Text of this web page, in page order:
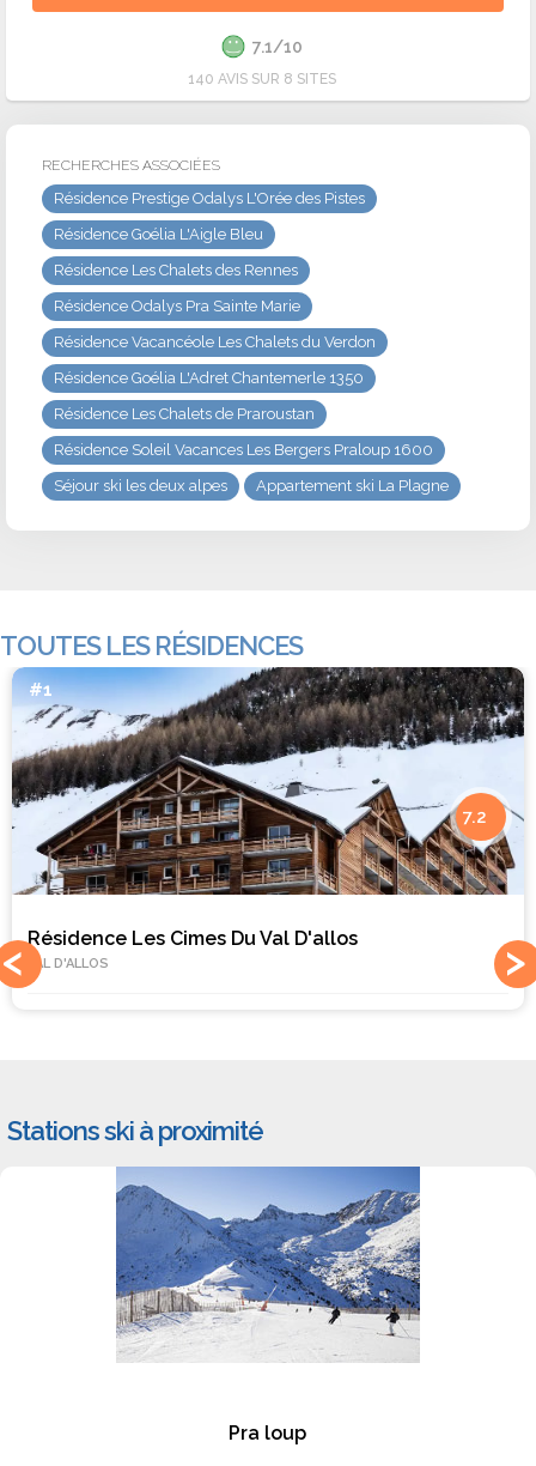
7.1/10
140 AVIS SUR 8 SITES
RECHERCHES ASSOCIÉES
Résidence Prestige Odalys L'Orée des Pistes
Résidence Goélia L'Aigle Bleu
Résidence Les Chalets des Rennes
Résidence Odalys Pra Sainte Marie
Résidence Vacancéole Les Chalets du Verdon
Résidence Goélia L'Adret Chantemerle 1350
Résidence Les Chalets de Praroustan
Résidence Soleil Vacances Les Bergers Praloup 1600
Séjour ski les deux alpes
Appartement ski La Plagne
TOUTES LES RÉSIDENCES
#1
Résidence Les Cimes Du Val D'allos
VAL D'ALLOS
7.2
Stations ski à proximité
Pra loup